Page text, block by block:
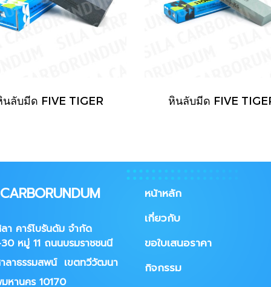
นลับมีด FIVE TIGER หินลับมีด FIVE
า คาร์โบรันดัม จำกัด
หมู่ 11 ถนนบรมราชชนนี
ลาธรรมสพน์ เขตทวีวัฒนา
หานคร 10170
หน้าหลัก
เกี่ยวกับ
ขอใบเสนอราคา
กิจกรรม